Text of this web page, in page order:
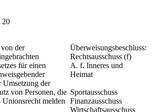
20
der
für einen
Umsetzung der
von Personen, die
Unionsrecht melden
Überweisungsbeschluss:
Rechtsausschuss (f)
A. f. Inneres und
Heimat
Sportausschuss
Finanzausschuss
Wirtschaftsausschuss